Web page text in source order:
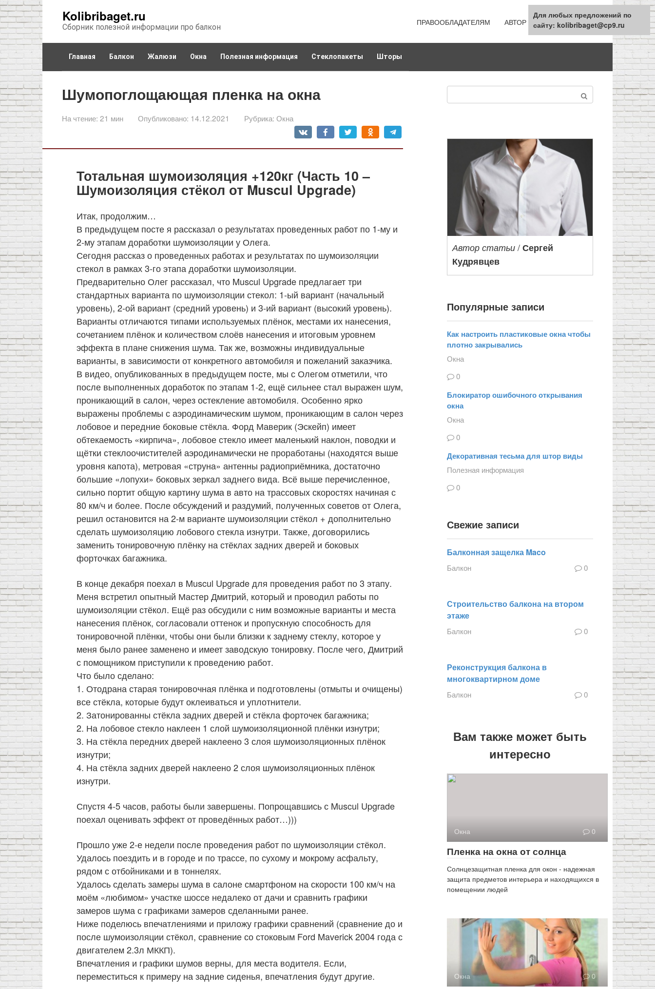
Перейти
к
контенту
Kolibribaget.ru
Сборник полезной информации про балкон
ПРАВООБЛАДАТЕЛЯМ АВТОР КАРТА САЙТА
Главная Балкон Жалюзи Окна Полезная информация Стеклопакеты Шторы
Шумопоглощающая пленка на окна
На чтение: 21 мин Опубликовано: 14.12.2021 Рубрика: Окна
Тотальная шумоизоляция +120кг (Часть 10 –
Шумоизоляция стёкол от Muscul Upgrade)
Итак, продолжим…
В предыдущем посте я рассказал о результатах проведенных работ по 1-му и
2-му этапам доработки шумоизоляции у Олега.
Сегодня рассказ о проведенных работах и результатах по шумоизоляции
стекол в рамках 3-го этапа доработки шумоизоляции.
Предварительно Олег рассказал, что Muscul Upgrade предлагает три
стандартных варианта по шумоизоляции стекол: 1-ый вариант (начальный
уровень), 2-ой вариант (средний уровень) и 3-ий вариант (высокий уровень).
Варианты отличаются типами используемых плёнок, местами их нанесения,
сочетанием плёнок и количеством слоёв нанесения и итоговым уровнем
эффекта в плане снижения шума. Так же, возможны индивидуальные
варианты, в зависимости от конкретного автомобиля и пожеланий заказчика.
В видео, опубликованных в предыдущем посте, мы с Олегом отметили, что
после выполненных доработок по этапам 1-2, ещё сильнее стал выражен шум,
проникающий в салон, через остекление автомобиля. Особенно ярко
выражены проблемы с аэродинамическим шумом, проникающим в салон через
лобовое и передние боковые стёкла. Форд Маверик (Эскейп) имеет
обтекаемость «кирпича», лобовое стекло имеет маленький наклон, поводки и
щётки стеклоочистителей аэродинамически не проработаны (находятся выше
уровня капота), метровая «струна» антенны радиоприёмника, достаточно
большие «лопухи» боковых зеркал заднего вида. Всё выше перечисленное,
сильно портит общую картину шума в авто на трассовых скоростях начиная с
80 км/ч и более. После обсуждений и раздумий, полученных советов от Олега,
решил остановится на 2-м варианте шумоизоляции стёкол + дополнительно
сделать шумоизоляцию лобового стекла изнутри. Также, договорились
заменить тонировочную плёнку на стёклах задних дверей и боковых
форточках багажника.
В конце декабря поехал в Muscul Upgrade для проведения работ по 3 этапу.
Меня встретил опытный Мастер Дмитрий, который и проводил работы по
шумоизоляции стёкол. Ещё раз обсудили с ним возможные варианты и места
нанесения плёнок, согласовали оттенок и пропускную способность для
тонировочной плёнки, чтобы они были близки к заднему стеклу, которое у
меня было ранее заменено и имеет заводскую тонировку. После чего, Дмитрий
с помощником приступили к проведению работ.
Что было сделано:
1. Отодрана старая тонировочная плёнка и подготовлены (отмыты и очищены)
все стёкла, которые будут оклеиваться и уплотнители.
2. Затонированны стёкла задних дверей и стёкла форточек багажника;
2. На лобовое стекло наклеен 1 слой шумоизоляционной плёнки изнутри;
3. На стёкла передних дверей наклеено 3 слоя шумоизоляционных плёнок
изнутри;
4. На стёкла задних дверей наклеено 2 слоя шумоизоляционных плёнок
изнутри.
Спустя 4-5 часов, работы были завершены. Попрощавшись с Muscul Upgrade
поехал оценивать эффект от проведённых работ…)))
Прошло уже 2-е недели после проведения работ по шумоизоляции стёкол.
Удалось поездить и в городе и по трассе, по сухому и мокрому асфальту,
рядом с отбойниками и в тоннелях.
Удалось сделать замеры шума в салоне смартфоном на скорости 100 км/ч на
моём «любимом» участке шоссе недалеко от дачи и сравнить графики
замеров шума с графиками замеров сделанными ранее.
Ниже поделюсь впечатлениями и приложу графики сравнений (сравнение до и
после шумоизоляции стёкол, сравнение со стоковым Ford Maverick 2004 года с
двигателем 2.3л МККП).
Впечатления и графики шумов верны, для места водителя. Если,
переместиться к примеру на задние сиденья, впечатления будут другие.
Автор статьи /Сергей
Кудрявцев
Популярные записи
Как настроить пластиковые окна чтобы
плотно закрывались
Окна
0
Блокиратор ошибочного открывания
окна
Окна
0
Декоративная тесьма для штор виды
Полезная информация
0
Свежие записи
Балконная защелка Maco
Балкон 0
Строительство балкона на втором
этаже
Балкон 0
Реконструкция балкона в
многоквартирном доме
Балкон 0
Вам также может быть
интересно
Окна 0
Пленка на окна от солнца
Солнцезащитная пленка для окон - надежная
защита предметов интерьера и находящихся в
помещении людей
Окна 0
Для любых предложений по
сайту: kolibribaget@cp9.ru